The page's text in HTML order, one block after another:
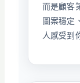
而是顧客
圖案穩定
人感受到